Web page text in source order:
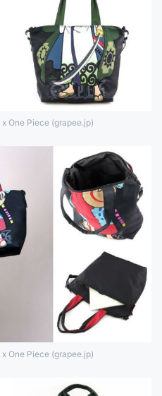
One Piece (grapee.jp)
One Piece (grapee.jp)